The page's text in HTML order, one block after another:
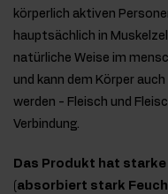
körperlich aktiven
hauptsächlich in
natürliche Weise im
und kann dem Körper
werden - Fleisch und
Verbindung.
Das Produkt hat
(absorbiert stark